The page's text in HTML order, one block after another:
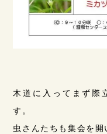
木道に入ってまず際
す。
虫さんたちも集会を